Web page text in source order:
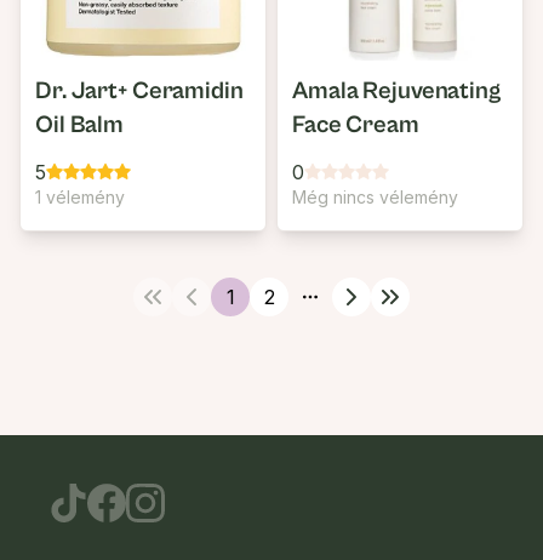
Dr. Jart+ Ceramidin
Oil Balm
5
1 vélemény
Amala Rejuvenating
Face Cream
0
Még nincs vélemény
1 2
More pages